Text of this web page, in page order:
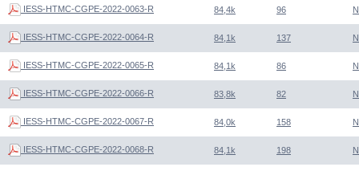
IESS-HTMC-CGPE-2022-0063-R 84,4k 96
IESS-HTMC-CGPE-2022-0064-R 84,1k 137
IESS-HTMC-CGPE-2022-0065-R 84,1k 86
IESS-HTMC-CGPE-2022-0066-R 83,8k 82
IESS-HTMC-CGPE-2022-0067-R 84,0k 158
IESS-HTMC-CGPE-2022-0068-R 84,1k 198